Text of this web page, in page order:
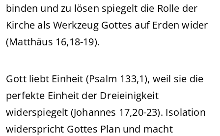
binden und zu lösen spiegelt die Rolle der
Kirche als Werkzeug Gottes auf Erden wider
(Matthäus 16,18-19).
Gott liebt Einheit (Psalm 133,1), weil sie die
perfekte Einheit der Dreieinigkeit
widerspiegelt (Johannes 17,20-23). Isolation
widerspricht Gottes Plan und macht